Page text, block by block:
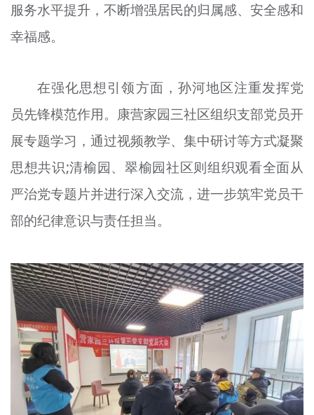
文明评论
北京宣传文化引导基金
宣传思想文化人才
专题
资料库
+
服务水平提升，不断增强居民的归属感、安全感和
幸福感。
在强化思想引领方面，孙河地区注重发挥党
员先锋模范作用。康营家园三社区组织支部党员开
展专题学习，通过视频教学、集中研讨等方式凝聚
思想共识;清榆园、翠榆园社区则组织观看全面从
严治党专题片并进行深入交流，进一步筑牢党员干
部的纪律意识与责任担当。